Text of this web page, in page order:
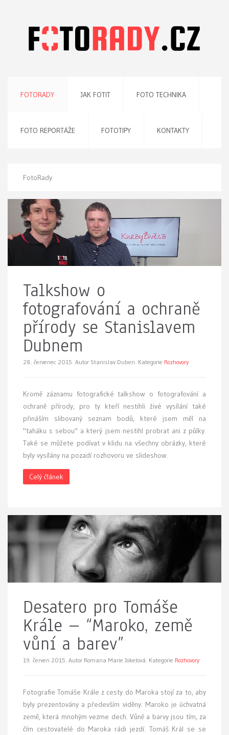
FOTORADY JAK FOTIT FOTO TECHNIKA
FOTO REPORTÁŽE FOTOTIPY KONTAKTY
FotoRady
Talkshow o
fotografování a ochraně
přírody se Stanislavem
Dubnem
28. červenec 2015. Autor Stanislav Duben. Kategorie Rozhovory
Kromě záznamu fotografické talkshow o fotografování a
ochraně přírody, pro ty kteří nestihli živé vysílání také
přináším slibovaný seznam bodů, které jsem měl na
"taháku s sebou" a který jsem nestihl probrat ani z půlky.
Také se můžete podívat v klidu na všechny obrázky, které
byly vysílány na pozadí rozhovoru ve slideshow.
Celý článek
Desatero pro Tomáše
Krále – “Maroko, země
vůní a barev”
19. červen 2015. Autor Romana Marie Jokelová. Kategorie Rozhovory
Fotografie Tomáše Krále z cesty do Maroka stojí za to, aby
byly prezentovány a především viděny. Maroko je úchvatná
země, která mnohým vezme dech. Vůně a barvy jsou tím, za
čím cestovatelé do Maroka rádi jezdí. Tomáš Král se se